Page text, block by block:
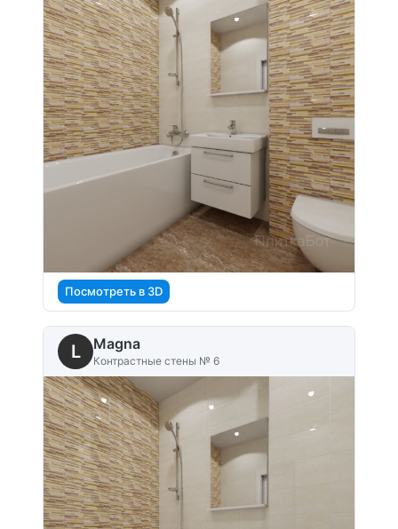
Посмотреть в 3D
L Magna
Контрастные стены № 6